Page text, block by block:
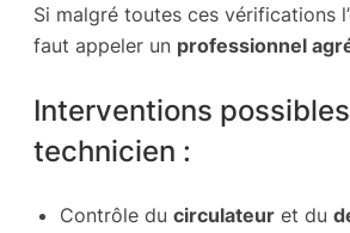
Si malgré toutes ces vérifications
faut appeler un professionnel
Interventions
technicien :
Contrôle du circulateur et du